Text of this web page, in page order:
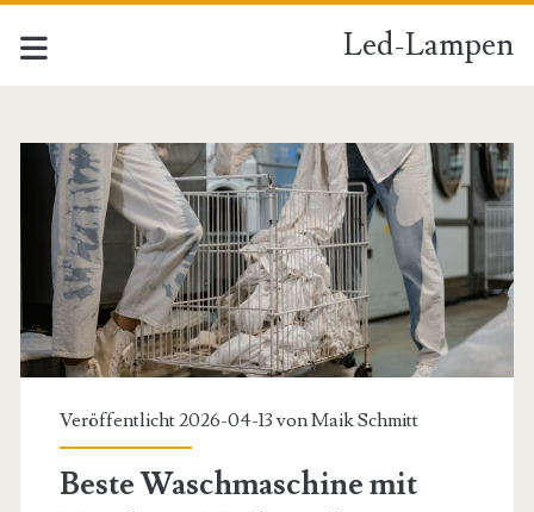
Led-Lampen
Led-
Lampen
Beiträge
Veröffentlicht 2026-04-13 vonMaik Schmitt
Beste Waschmaschine mit